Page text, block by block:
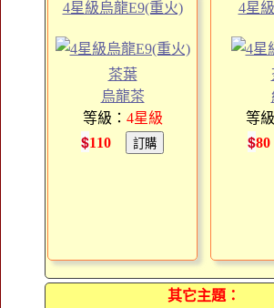
4星級烏龍E9(重火)
茶葉
烏龍茶
等級： 4星級
$110
4星
等級
$
其它主題：